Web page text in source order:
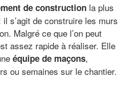
de construction la plus
s’agit de construire les murs
Malgré ce que l’on peut
assez rapide à réaliser. Elle
équipe de maçons,
ou semaines sur le chantier.